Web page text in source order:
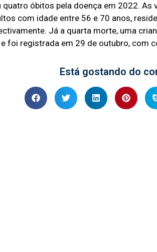
quatro óbitos pela doença em 2022.
com idade entre 56 e 70 anos,
Já a quarta morte, uma
e foi registrada em 29 de outubro, com
Está gostando do